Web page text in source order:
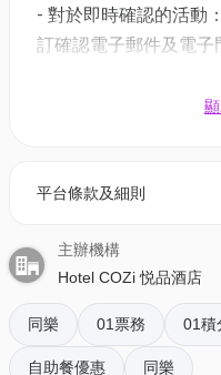
(3) 閒日精選半自助午
21:30
買2送2 大小同價
價錢：$619.2 / 4位 | 人
(5) 品味獅城自助午餐
- 對於即時確認的活動
訂確認電子郵件及電子
1 - 3 個工作天內發送
- 會員可以下載《香港
按「門票」> 點擊相關
- 透過訂單電郵內按「
有電子門票附件(PDF)
平台條款及細則
主辦機構
Hotel COZi 悦品酒店
同樂 01票務 01積
自助餐優惠 同樂